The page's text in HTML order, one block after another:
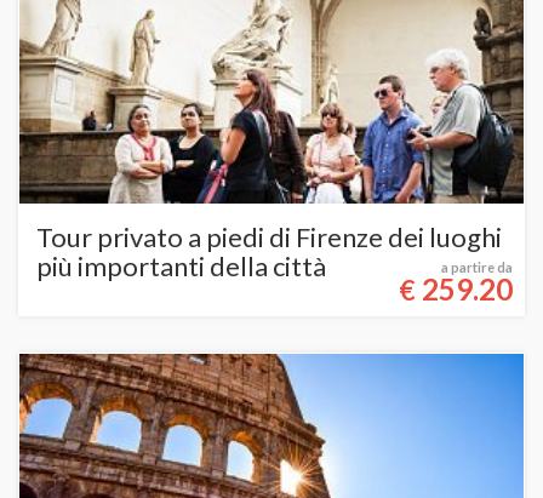
Tour privato a piedi di Firenze dei luoghi
più importanti della città
a partire da
€ 259.20